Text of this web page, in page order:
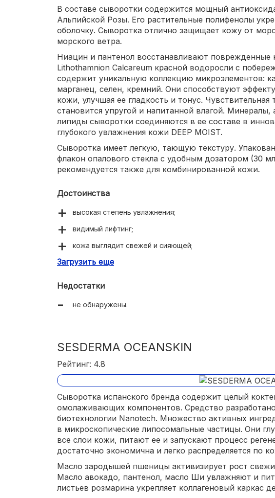
В составе сыворотки содержится мощный
Альпийской Розы. Его растительные полифенолы
оболочку. Сыворотка отлично защищает кожу от
морского ветра.
Ниацин и пантенол восстанавливают поврежденные
Lithothamnion Calcareum красной водоросли с
содержит уникальную коллекцию микроэлементов:
марганец, селен, кремний. Они способствуют
кожи, улучшая ее гладкость и тонус. Чувствительная
становится упругой и напитанной влагой. Минералы,
липиды сыворотки соединяются в ее составе в
глубокого увлажнения кожи DEEP MOIST.
Сыворотка имеет легкую, тающую текстуру.
флакон опалового стекла с удобным дозатором (30
рекомендуется также для комбинированной кожи.
Достоинства
высокая степень увлажнения;
видимый лифтинг;
кожа выглядит свежей и сияющей;
осветляет пигментные пятна;
Загрузить еще
Недостатки
не обнаружены.
SESDERMA OCEANSKIN
Рейтинг: 4.8
Сыворотка испанского бренда содержит целый
омолаживающих компонентов. Средство
биотехнологии Nanotech. Множество активных
в микроскопические липосомальные частицы. Они
все слои кожи, питают ее и запускают процесс
достаточно экономична и легко распределяется по
Масло зародышей пшеницы активизирует рост
Масло авокадо, пантенол, масло Ши увлажняют и
листьев розмарина укрепляет коллагеновый каркас